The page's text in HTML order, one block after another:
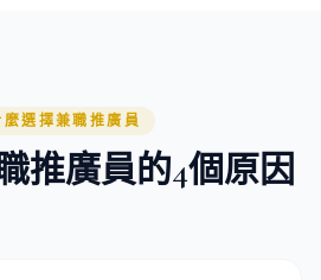
麼選擇兼職推廣員
推廣員的4個原因